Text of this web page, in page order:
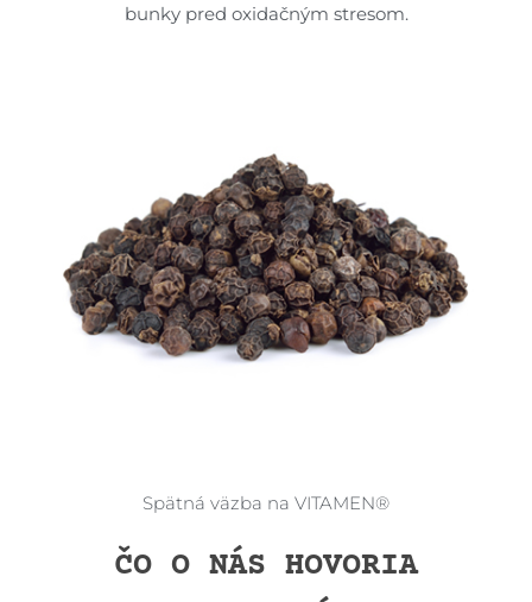
bunky pred oxidačným stresom.
Spätná väzba na VITAMEN®
ČO O NÁS HOVORIA